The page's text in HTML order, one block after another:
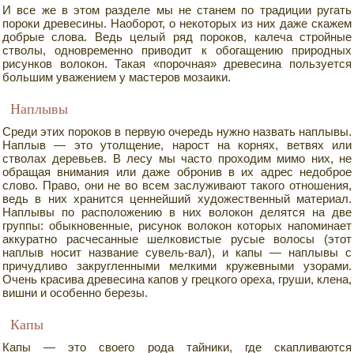
И все же в этом разделе мы не станем по традиции ругать
пороки древесины. Наоборот, о некоторых из них даже скажем
добрые слова. Ведь целый ряд пороков, калеча стройные
стволы, одновременно приводит к обогащению природных
рисунков волокон. Такая «порочная» древесина пользуется
большим уважением у мастеров мозаики.
Наплывы
Среди этих пороков в первую очередь нужно назвать наплывы.
Наплыв — это утолщение, нарост на корнях, ветвях или
стволах деревьев. В лесу мы часто проходим мимо них, не
обращая внимания или даже обронив в их адрес недоброе
слово. Право, они не во всем заслуживают такого отношения,
ведь в них хранится ценнейший художественный материал.
Наплывы по расположению в них волокон делятся на две
группы: обыкновенные, рисунок волокон которых напоминает
аккуратно расчесанные шелковистые русые волосы (этот
наплыв носит название сувель-вал), и капы — наплывы с
причудливо закругленными мелкими кружевными узорами.
Очень красива древесина капов у грецкого ореха, груши, клена,
вишни и особенно березы.
Капы
Капы — это своего рода тайники, где скапливаются